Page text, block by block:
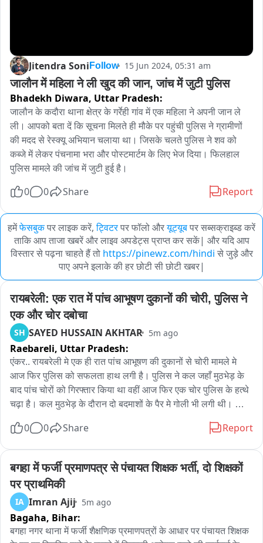
Jitendra Soni Follow 15 Jun 2024, 05:31 am
जालौन में महिला ने ली खुद की जान, जांच में जुटी पुलिस
Bhadekh Diwara, Uttar Pradesh:
जालौन के कदौरा थाना क्षेत्र के गर्रेही गांव में एक महिला ने अपनी जान ले
ली। आपको बता दें कि सूचना मिलते ही मौके पर पहुंची पुलिस ने ग्रामीणों
की मदद से रेस्क्यू अभियान चलाया था। जिसके चलते पुलिस ने शव को
कब्जे में लेकर पंचनामा भरा और पोस्टमार्टम के लिए भेज दिया। फिलहाल
पुलिस मामले की जांच में जुटी हुई है।
0
0 Share Report
हमेंफेसबुकपर लाइक करें, ट्विटरपर फॉलो औरयूट्यूबपर सब्सक्राइब्ड करें
ताकि आप ताजा खबरें और लाइव अपडेट्स प्राप्त कर सकें| और यदि आप
विस्तार से पढ़ना चाहते हैं तो https://pinewz.com/hindi से जुड़े और
पाए अपने इलाके की हर छोटी सी छोटी खबर|
रायबरेली: एक रात में पांच आभूषण दुकानों की चोरी, पुलिस ने
एक और चोर दबोचा
SH SAYED HUSSAIN AKHTAR 5m ago
Raebareli, Uttar Pradesh:
एंकर.. रायबरेली मे एक ही रात पांच आभूषण की दुकानों से चोरी मामले मे
आज फिर पुलिस को सफलता हाथ लगी है। पुलिस ने कल जहाँ मुठभेड़ के
बाद पांच चोरों को गिरफ्तार किया था वहीं आज फिर एक चोर पुलिस के हत्थे
चढ़ा है। कल मुठभेड़ के दौरान दो बदमाशों के पैर मे गोली भी लगी थी।
आभूषण बरामद कर लिए थे। वहीं आज गिरफ्तार बदमाश भी सितापुर का रहने
बरामद किये हैं। मामला मिल एरिया थाना इलाके का है जहाँ तकिया चौराहे
स्थित आभूषण की पांच दुकानों पर एक ही रात चोरी कर इन बदमाशों ने
पुलिस को चुनौती दी थी।
0 0 Share Report
बगहा में फर्जी प्रमाणपत्र से पंचायत शिक्षक भर्ती, दो शिक्षकों
पर प्राथमिकी
IA Imran Ajij 5m ago
Bagaha, Bihar:
बगहा नगर थाना में फर्जी शैक्षणिक प्रमाणपत्रों के आधार पर पंचायत शिक्षक